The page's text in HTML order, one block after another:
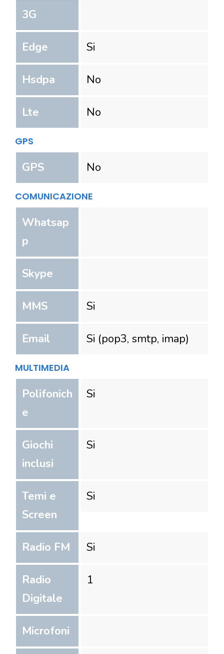
3G
Edge Si
Hsdpa No
Lte No
GPS
GPS No
COMUNICAZIONE
Whatsap
p
Skype
MMS Si
Email Si (pop3, smtp, imap)
MULTIMEDIA
Polifonich
e
Si
Giochi
inclusi
Si
Temi e
Screen
Si
Radio FM Si
Radio
Digitale
1
Microfoni